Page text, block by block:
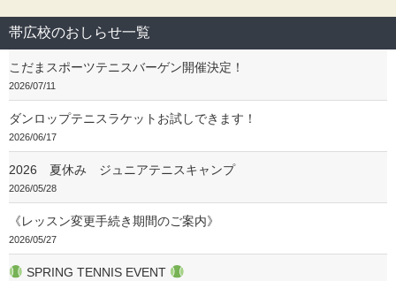
帯広校のおしらせ一覧
こだまスポーツテニスバーゲン開催決定！
2026/07/11
ダンロップテニスラケットお試しできます！
2026/06/17
2026 夏休み ジュニアテニスキャンプ
2026/05/28
《レッスン変更手続き期間のご案内》
2026/05/27
SPRING TENNIS EVENT